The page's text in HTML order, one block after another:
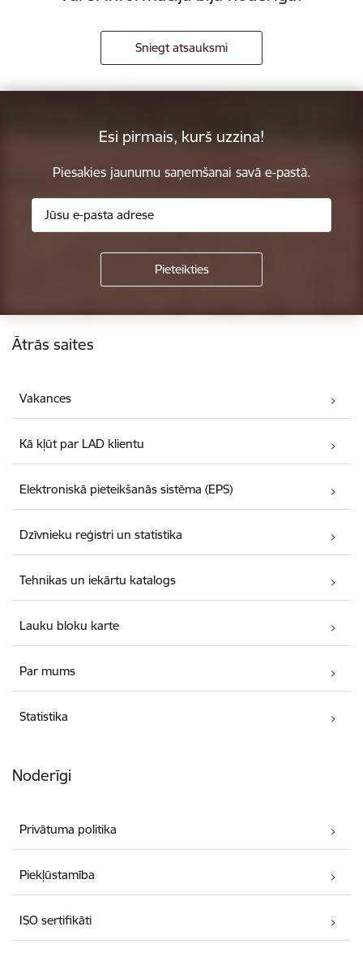
Sniegt atsauksmi
Esi pirmais, kurš uzzina!
Piesakies jaunumu saņemšanai savā e-pastā.
Kājene
Ātrās saites
Vakances
Kā kļūt par LAD klientu
Elektroniskā pieteikšanās sistēma (EPS)
Dzīvnieku reģistri un statistika
Tehnikas un iekārtu katalogs
Lauku bloku karte
Par mums
Statistika
Noderīgi
Privātuma politika
Piekļūstamība
ISO sertifikāti